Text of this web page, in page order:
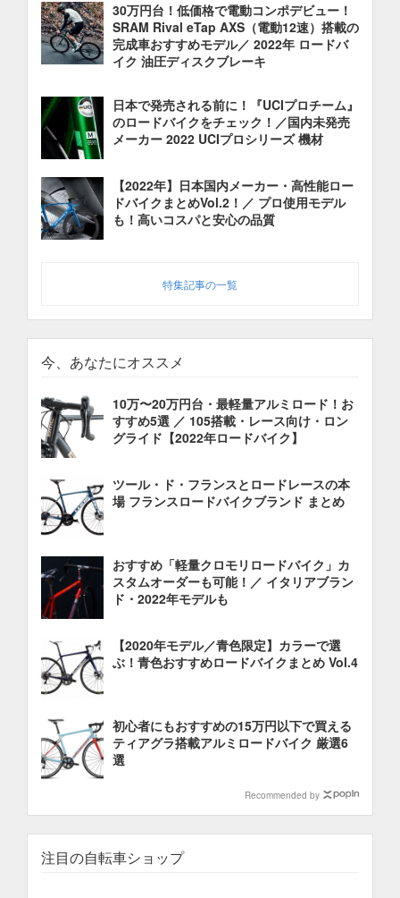
30万円台！低価格で電動コンポデビュー！
SRAM Rival eTap AXS（電動12速）搭載の
完成車おすすめモデル／ 2022年 ロードバ
イク 油圧ディスクブレーキ
日本で発売される前に！『UCIプロチーム』
のロードバイクをチェック！／国内未発売
メーカー 2022 UCIプロシリーズ 機材
【2022年】日本国内メーカー・高性能ロー
ドバイクまとめVol.2！／ プロ使用モデル
も！高いコスパと安心の品質
特集記事の一覧
今、あなたにオススメ
10万〜20万円台・最軽量アルミロード！お
すすめ5選 ／ 105搭載・レース向け・ロン
グライド【2022年ロードバイク】
ツール・ド・フランスとロードレースの本
場 フランスロードバイクブランド まとめ
おすすめ「軽量クロモリロードバイク」カ
スタムオーダーも可能！／ イタリアブラン
ド・2022年モデルも
【2020年モデル／青色限定】カラーで選
ぶ！青色おすすめロードバイクまとめ Vol.4
初心者にもおすすめの15万円以下で買える
ティアグラ搭載アルミロードバイク 厳選6
選
Recommended by
注目の自転車ショップ